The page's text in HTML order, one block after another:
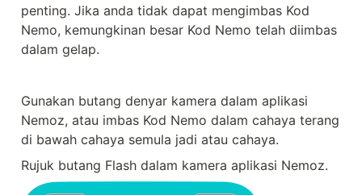
penting. Jika anda tidak dapat mengimbas Kod
Nemo, kemungkinan besar Kod Nemo telah diimbas
dalam gelap.
Gunakan butang denyar kamera dalam aplikasi
Nemoz, atau imbas Kod Nemo dalam cahaya terang
di bawah cahaya semula jadi atau cahaya.
Rujuk butang Flash dalam kamera aplikasi Nemoz.